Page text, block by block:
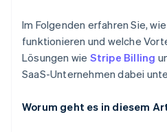
Leistungsprüfungen
Im Folgenden erfahren Sie,
funktionieren und welche
Lösungen wie Stripe Billing
SaaS-Unternehmen dabei
Worum geht es in diesem